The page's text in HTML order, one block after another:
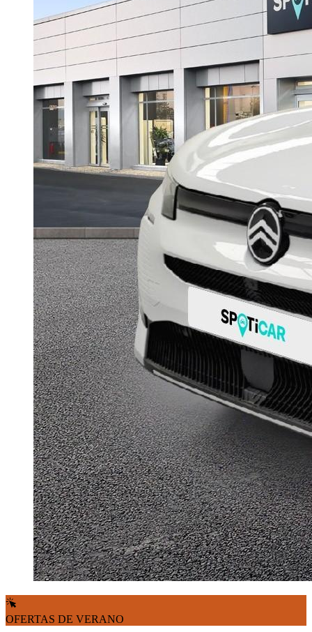
OFERTAS DE VERANO